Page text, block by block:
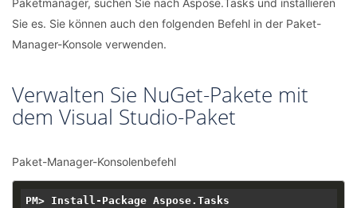
Paketmanager, suchen Sie nach Aspose.Tasks und installieren
Sie es. Sie können auch den folgenden Befehl in der Paket-
Manager-Konsole verwenden.
Verwalten Sie NuGet-Pakete mit
dem Visual Studio-Paket
Paket-Manager-Konsolenbefehl